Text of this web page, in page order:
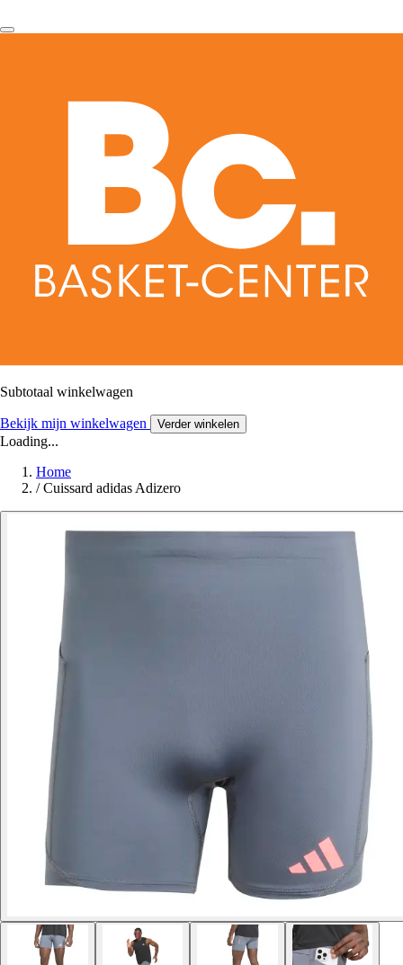
Subtotaal winkelwagen
Bekijk mijn winkelwagen Verder winkelen
Loading...
Home
/ Cuissard adidas Adizero